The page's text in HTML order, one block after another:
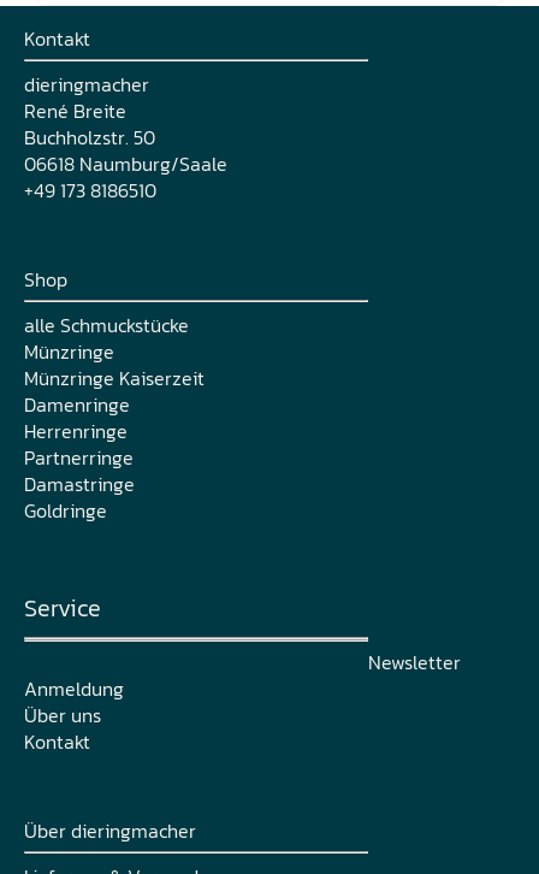
Kontakt
dieringmacher
René Breite
Buchholzstr. 50
06618 Naumburg/Saale
+49 173 8186510
Shop
alle Schmuckstücke
Münzringe
Münzringe Kaiserzeit
Damenringe
Herrenringe
Partnerringe
Damastringe
Goldringe
Service
Newsletter
Anmeldung
Über uns
Kontakt
Über dieringmacher